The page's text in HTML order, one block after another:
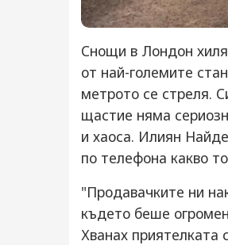
Снощи в Лондон
от най-големите
метрото се стреля.
щастие няма
и хаоса. Илиян
по телефона какво
"Продавачките ни
където беше
Хванах